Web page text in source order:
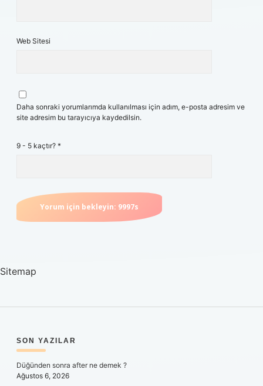
Web Sitesi
Daha sonraki yorumlarımda kullanılması için adım, e-posta adresim ve
site adresim bu tarayıcıya kaydedilsin.
9 - 5 kaçtır? *
Sitemap
SIDEBAR
SON YAZILAR
Düğünden sonra after ne demek ?
Ağustos 6, 2026